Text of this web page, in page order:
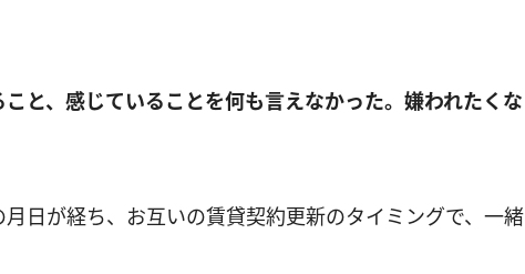
と、感じていることを何も言えなかった。嫌われたくな
日が経ち、お互いの賃貸契約更新のタイミングで、一緒